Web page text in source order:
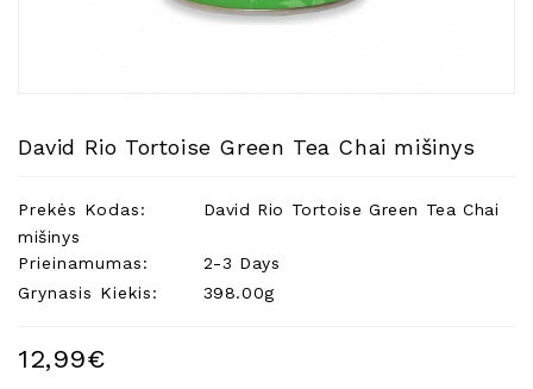
Higienos
Priemonės
David Rio Tortoise Green Tea Chai mišinys
Prekės Kodas:
David Rio Tortoise Green Tea Chai
mišinys
Prieinamumas:
2-3 Days
Grynasis Kiekis:
398.00g
12,99€